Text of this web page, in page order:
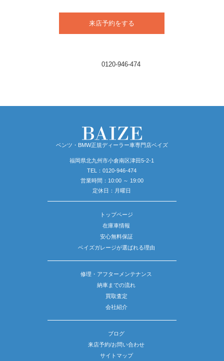
来店予約をする
TEL：0120-946-474
ベンツ・BMW正規ディーラー車専門店ベイズ
福岡県北九州市小倉南区津田5-2-1
TEL：0120-946-474
営業時間：10:00 ～ 19:00
定休日：月曜日
トップページ
在庫車情報
安心無料保証
ベイズガレージが選ばれる理由
修理・アフターメンテナンス
納車までの流れ
買取査定
会社紹介
ブログ
来店予約/お問い合わせ
サイトマップ